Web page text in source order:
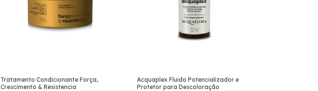
Tratamento Condicionante Força,
Crescimento & Resistencia
Acquaplex Fluido Potencializador e
Protetor para Descoloração